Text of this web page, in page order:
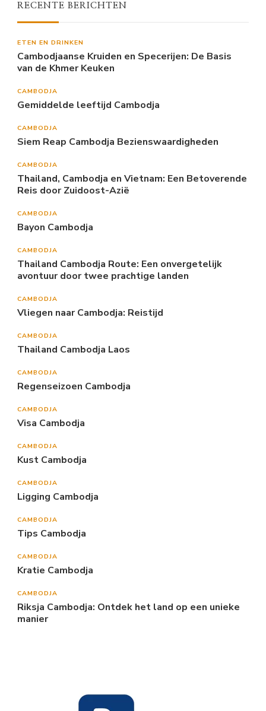
RECENTE BERICHTEN
ETEN EN DRINKEN
Cambodjaanse Kruiden en Specerijen: De Basis
van de Khmer Keuken
CAMBODJA
Gemiddelde leeftijd Cambodja
CAMBODJA
Siem Reap Cambodja Bezienswaardigheden
CAMBODJA
Thailand, Cambodja en Vietnam: Een Betoverende
Reis door Zuidoost-Azië
CAMBODJA
Bayon Cambodja
CAMBODJA
Thailand Cambodja Route: Een onvergetelijk
avontuur door twee prachtige landen
CAMBODJA
Vliegen naar Cambodja: Reistijd
CAMBODJA
Thailand Cambodja Laos
CAMBODJA
Regenseizoen Cambodja
CAMBODJA
Visa Cambodja
CAMBODJA
Kust Cambodja
CAMBODJA
Ligging Cambodja
CAMBODJA
Tips Cambodja
CAMBODJA
Kratie Cambodja
CAMBODJA
Riksja Cambodja: Ontdek het land op een unieke
manier